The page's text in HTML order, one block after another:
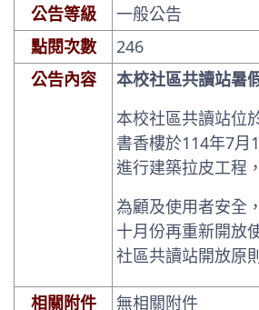
公告等級
一般公告
點閱次數
246
公告內容
本校社區共讀站暑
本校社區共讀站位
書香樓於114年7月
進行建築拉皮工程，
為顧及使用者安全
十月份再重新開放
社區共讀站開放原
相關附件
無相關附件